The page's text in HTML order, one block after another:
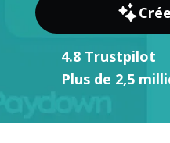
4.8 Trustpilot
Plus de 2,5